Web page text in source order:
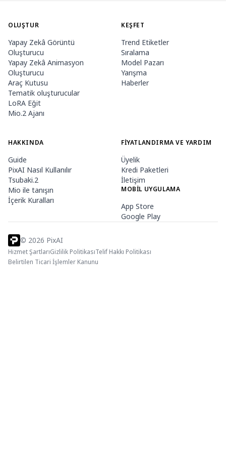
OLUŞTUR
Yapay Zekâ Görüntü
Oluşturucu
Yapay Zekâ Animasyon
Oluşturucu
Araç Kutusu
Tematik oluşturucular
LoRA Eğit
Mio.2 Ajanı
KEŞFET
Trend Etiketler
Sıralama
Model Pazarı
Yarışma
Haberler
HAKKINDA
Guide
PixAI Nasıl Kullanılır
Tsubaki.2
Mio ile tanışın
İçerik Kuralları
FIYATLANDIRMA VE YARDIM
Üyelik
Kredi Paketleri
İletişim
MOBIL UYGULAMA
App Store
Google Play
© 2026 PixAI
Hizmet ŞartlarıGizlilik PolitikasıTelif Hakkı Politikası
Belirtilen Ticari İşlemler Kanunu